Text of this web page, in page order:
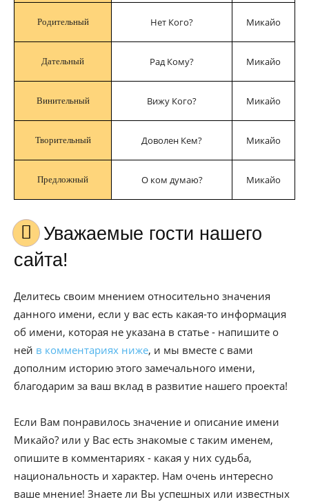
Родительный Нет Кого? Микайо
Дательный Рад Кому? Микайо
Винительный Вижу Кого? Микайо
Творительный Доволен Кем? Микайо
Предложный О ком думаю? Микайо
Уважаемые гости нашего
сайта!
Делитесь своим мнением относительно значения
данного имени, если у вас есть какая-то информация
об имени, которая не указана в статье - напишите о
ней в комментариях ниже, и мы вместе с вами
дополним историю этого замечального имени,
благодарим за ваш вклад в развитие нашего проекта!
Если Вам понравилось значение и описание имени
Микайо? или у Вас есть знакомые с таким именем,
опишите в комментариях - какая у них судьба,
национальность и характер. Нам очень интересно
ваше мнение! Знаете ли Вы успешных или известных